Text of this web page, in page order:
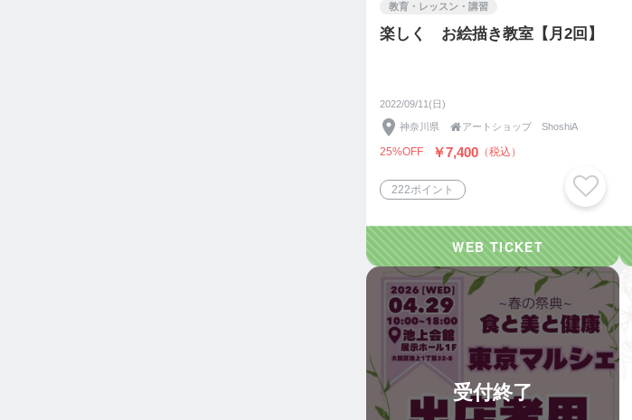
教育・レッスン・講習
楽しく お絵描き教室【月2回】
2022/09/11(日)
神奈川県 アートショップ ShoshiA
25%OFF ￥7,400 （税込）
222ポイント
受付終了